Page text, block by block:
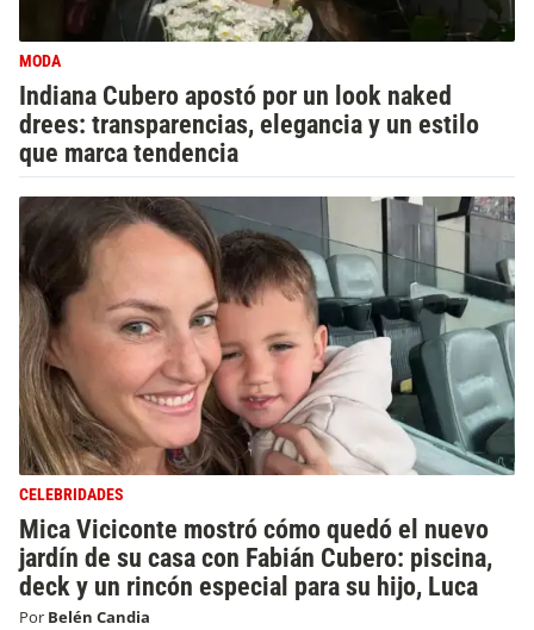
MODA
Indiana Cubero apostó por un look naked
drees: transparencias, elegancia y un estilo
que marca tendencia
CELEBRIDADES
Mica Viciconte mostró cómo quedó el nuevo
jardín de su casa con Fabián Cubero: piscina,
deck y un rincón especial para su hijo, Luca
Por Belén Candia